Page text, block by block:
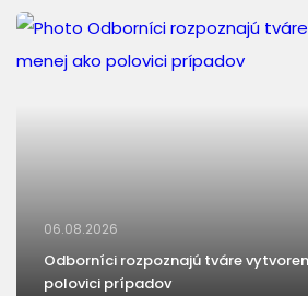
06.08.2026
Odborníci rozpoznajú tváre
polovici prípadov